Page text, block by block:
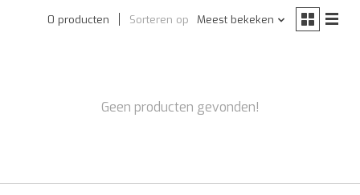
0 producten Sorteren op Meest bekeken
Geen producten gevonden!